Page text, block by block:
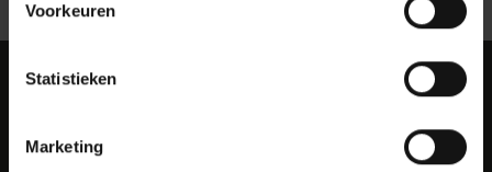
Voorkeuren
Statistieken
Marketing